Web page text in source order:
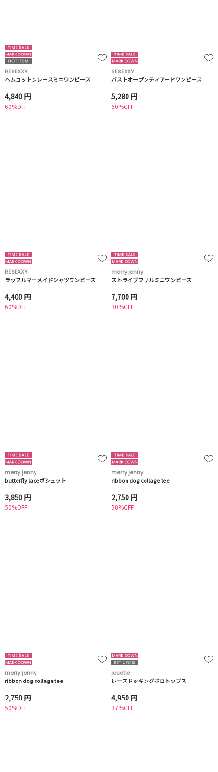
RESEXXY
ヘムコットンレースミニワンピース
4,840 円
60%OFF
RESEXXY
バストオープンティアードワンピース
5,280 円
60%OFF
RESEXXY
ラッフルマーメイドシャツワンピース
4,400 円
60%OFF
merry jenny
ストライプフリルミニワンピース
7,700 円
30%OFF
merry jenny
butterfly laceポシェット
3,850 円
50%OFF
merry jenny
ribbon dog collage tee
2,750 円
50%OFF
merry jenny
ribbon dog collage tee
2,750 円
50%OFF
jouetie
レースドッキングポロトップス
4,950 円
37%OFF